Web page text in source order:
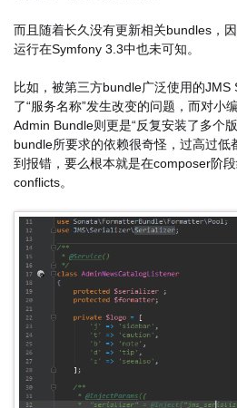
而且随着长久没有更新相关bundles，
运行在Symfony 3.3中也未可知。
比如，被第三方bundle广泛使用的JMS
了“服务名称”发生改变的问题，而对小
Admin Bundle则更是“反复安装了多个
bundle所要求的依赖很奇怪，过高过低
到报错，要么根本就是在composer阶
conflicts。